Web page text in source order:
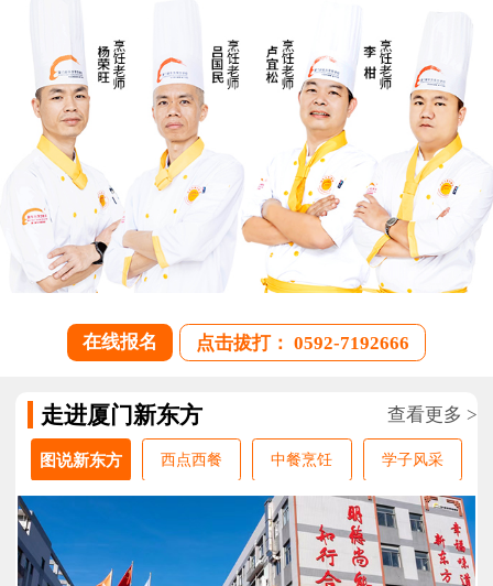
在线报名 点击拔打： 0592-7192666
走进厦门新东方 查看更多 >
图说新东方 西点西餐 中餐烹饪 学子风采